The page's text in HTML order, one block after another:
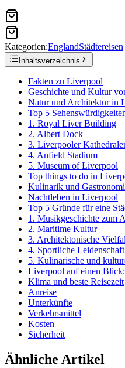
Kategorien:EnglandStädtereisen
Inhaltsverzeichnis
Fakten zu Liverpool
Geschichte und Kultur
Natur und Architektur in
Top 5
1. Royal Liver Building
2. Albert Dock
3. Liverpooler
4. Anfield Stadium
5. Museum of Liverpool
Top things to do in
Kulinarik und
Nachtleben in Liverpool
Top 5 Gründe für eine
1. Musikgeschichte zum
2. Maritime Kultur
3. Architektonische
4. Sportliche Leidenschaft
5. Kulinarische und
Liverpool auf einen
Klima und beste Reisezeit
Anreise
Unterkünfte
Verkehrsmittel
Kosten
Sicherheit
Ähnliche Artikel